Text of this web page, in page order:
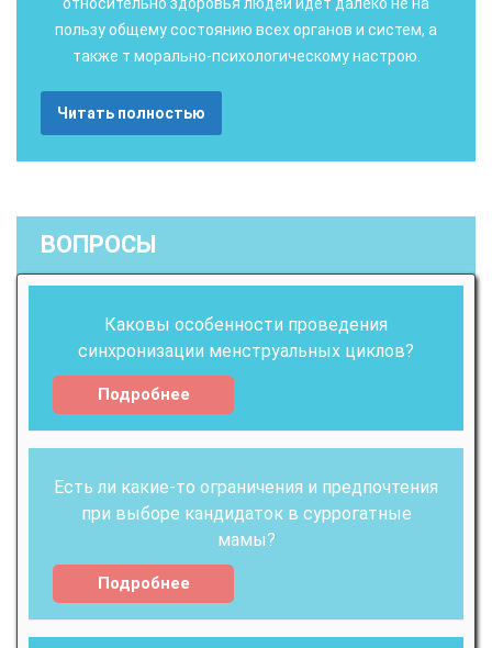
пользу общему состоянию всех органов и систем, а
также т морально-психологическому настрою.
Читать полностью
ВОПРОСЫ
Каковы особенности проведения
синхронизации менструальных циклов?
Подробнее
Есть ли какие-то ограничения и предпочтения
при выборе кандидаток в суррогатные
мамы?
Подробнее